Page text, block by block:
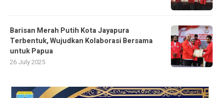
Barisan Merah Putih Kota Jayapura
Terbentuk, Wujudkan Kolaborasi Bersama
untuk Papua
26 July 2025